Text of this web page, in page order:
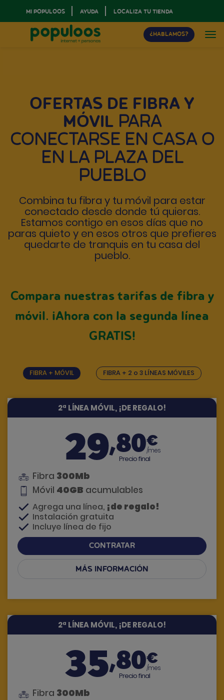
MI POPULOOS AYUDA LOCALIZA TU TIENDA
¿HABLAMOS?
OFERTAS DE FIBRA Y
MÓVIL PARA
CONECTARSE EN CASA O
EN LA PLAZA DEL
PUEBLO
Combina tu fibra y tu móvil para estar
conectado desde donde tú quieras.
Estamos contigo en esos días que no
paras quieto y en esos otros que prefieres
quedarte de tranquis en tu casa del
pueblo.
Compara nuestras tarifas de fibra y
móvil. ¡Ahora con la segunda línea
GRATIS!
FIBRA + MÓVIL FIBRA + 2 o 3 LÍNEAS MÓVILES
2ª LÍNEA MÓVIL, ¡DE REGALO!
29,80€
/mes
Precio final
Fibra 300Mb
Móvil 40GB acumulables
Agrega una línea, ¡de regalo!
Instalación gratuita
Incluye línea de fijo
CONTRATAR
MÁS INFORMACIÓN
2ª LÍNEA MÓVIL, ¡DE REGALO!
35,80€
/mes
Precio final
Fibra 300Mb